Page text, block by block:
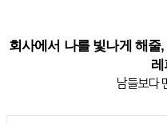
회사에서 나를 빛나게 해
남들보다